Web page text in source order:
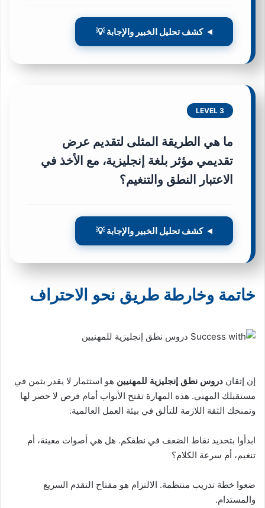
كشف تحليل الخبير والإجابة 💡
LEVEL 3
ما هي الطريقة المثلى لتقديم عرض
تقديمي مؤثر بلغة إنجليزية، مع الأخذ في
الاعتبار النطق والتنغيم؟
كشف تحليل الخبير والإجابة 💡
خاتمة وخارطة طريق نحو الاحتراف
إن إتقان دروس نطق إنجليزية للمهنيين هو استثمار لا يقدر بثمن في
مستقبلك المهني. هذه المهارة تفتح الأبواب أمام فرص لا حصر لها
وتمنحك الثقة اللازمة للتألق في بيئة العمل العالمية.
ابدأوا بتحديد نقاط الضعف في نطقكم. هل هي أصوات معينة، أم
تنغيم، أم سرعة الكلام؟
ضعوا خطة تدريب منتظمة. الالتزام هو مفتاح التقدم السريع
والمستدام.